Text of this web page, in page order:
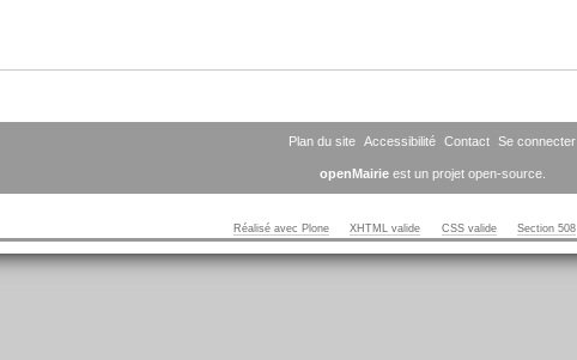
Plan du site Accessibilité Contact Se connecter
openMairieest un projet open-source.
Réalisé avec Plone XHTML valide CSS valide Section 508